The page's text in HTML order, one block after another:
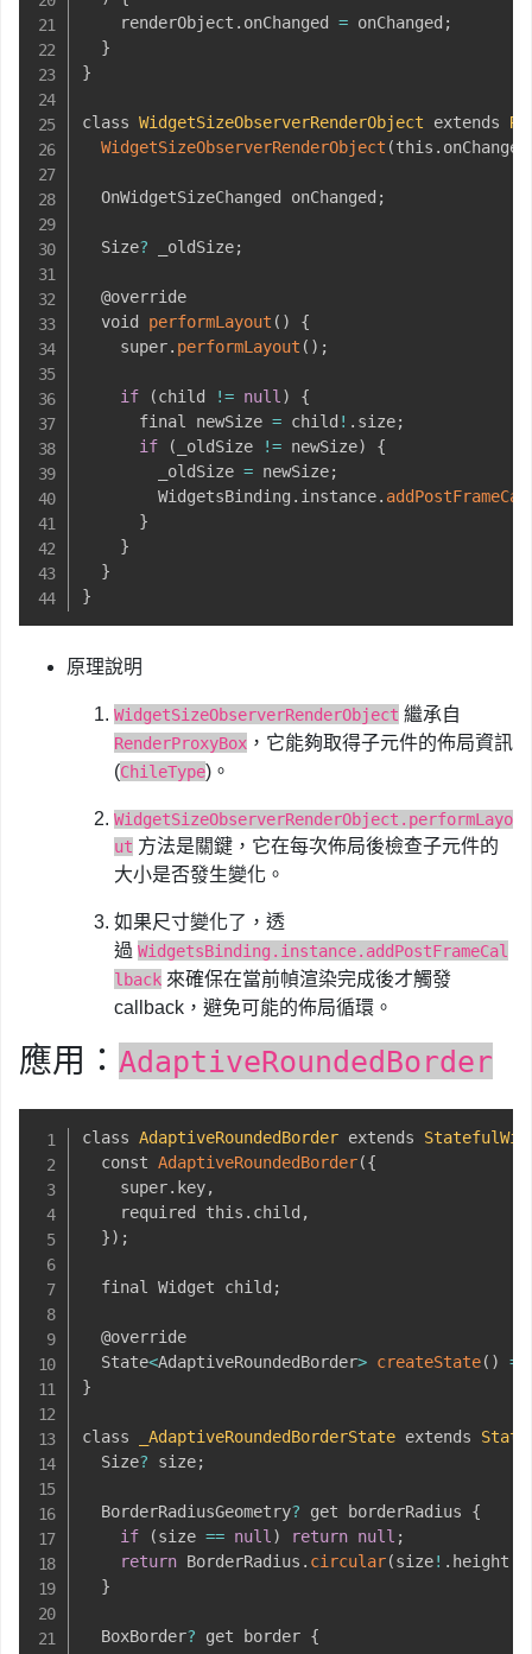
    renderObject
. onChanged = onChanged ;
}
}
class WidgetSizeObserverRenderObject extends
WidgetSizeObserverRenderObject (this . onChanged
  OnWidgetSizeChanged onChanged
;
  Size
? _oldSize;
  @override
  void
performLayout ( )
{
    super
. performLayout ( ) ;
if (child != null )
{
      final newSize
= child ! . size;
if
( _oldSize != newSize)
{
        _oldSize
= newSize;
        WidgetsBinding
. instance.
}
}
}
}
原理說明
WidgetSizeObserverRenderObject 繼承自
RenderProxyBox ，它能夠取得子元件的佈局資訊
(ChileType)。
WidgetSizeObserverRenderObject.performLayo
ut 方法是關鍵，它在每次佈局後檢查子元件的
大小是否發生變化。
如果尺寸變化了，透
過 WidgetsBinding.instance.addPostFrameCal
lback 來確保在當前幀渲染完成後才觸發
callback，避免可能的佈局循環。
應用： AdaptiveRoundedBorder
class AdaptiveRoundedBorder extends
  const
AdaptiveRoundedBorder({
    super
. key,
    required this
. child ,
}) ;
  final Widget child
;
  @override
  State
<AdaptiveRoundedBorder> createState( ) =
}
class _AdaptiveRoundedBorderState extends State
  Size
? size;
  BorderRadiusGeometry
? get borderRadius {
if
(size == null ) return null ;
return BorderRadius . circular(size! . height
}
  BoxBorder
? get border {